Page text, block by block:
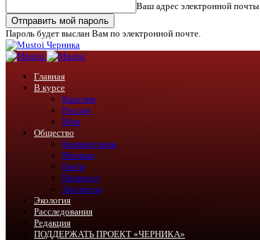
Ваш адрес электронной почты
Пароль будет выслан Вам по электронной почте.
Черника
Главная
В курсе
Карелия
Россия
Мир
Общество
Комментарии
Мнения
Блоги
Перепост
Эксперты
Экология
Расследования
Редакция
ПОДДЕРЖАТЬ ПРОЕКТ «ЧЕРНИКА»